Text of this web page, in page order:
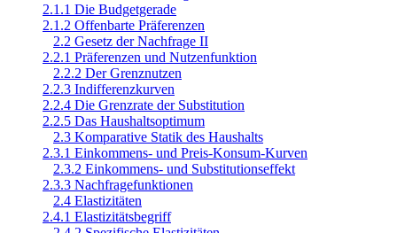
2.1.1 Die Budgetgerade
2.1.2 Offenbarte Präferenzen
2.2 Gesetz der Nachfrage II
2.2.1 Präferenzen und Nutzenfunktion
2.2.2 Der Grenznutzen
2.2.3 Indifferenzkurven
2.2.4 Die Grenzrate der Substitution
2.2.5 Das Haushaltsoptimum
2.3 Komparative Statik des Haushalts
2.3.1 Einkommens- und Preis-Konsum-Kurven
2.3.2 Einkommens- und Substitutionseffekt
2.3.3 Nachfragefunktionen
2.4 Elastizitäten
2.4.1 Elastizitätsbegriff